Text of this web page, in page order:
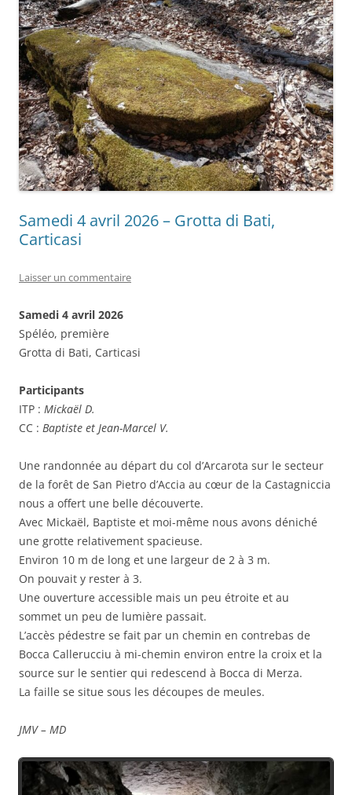
Samedi 4 avril 2026 – Grotta di Bati,
Carticasi
Laisser un commentaire
Samedi 4 avril 2026
Spéléo, première
Grotta di Bati, Carticasi
Participants
ITP : Mickaël D.
CC : Baptiste et Jean-Marcel V.
Une randonnée au départ du col d’Arcarota sur le secteur
de la forêt de San Pietro d’Accia au cœur de la Castagniccia
nous a offert une belle découverte.
Avec Mickaël, Baptiste et moi-même nous avons déniché
une grotte relativement spacieuse.
Environ 10 m de long et une largeur de 2 à 3 m.
On pouvait y rester à 3.
Une ouverture accessible mais un peu étroite et au
sommet un peu de lumière passait.
L’accès pédestre se fait par un chemin en contrebas de
Bocca Callerucciu à mi-chemin environ entre la croix et la
source sur le sentier qui redescend à Bocca di Merza.
La faille se situe sous les découpes de meules.
JMV – MD